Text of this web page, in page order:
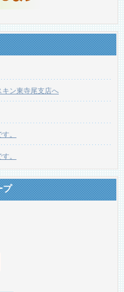
ン東寺尾支店へ
。
。
プ